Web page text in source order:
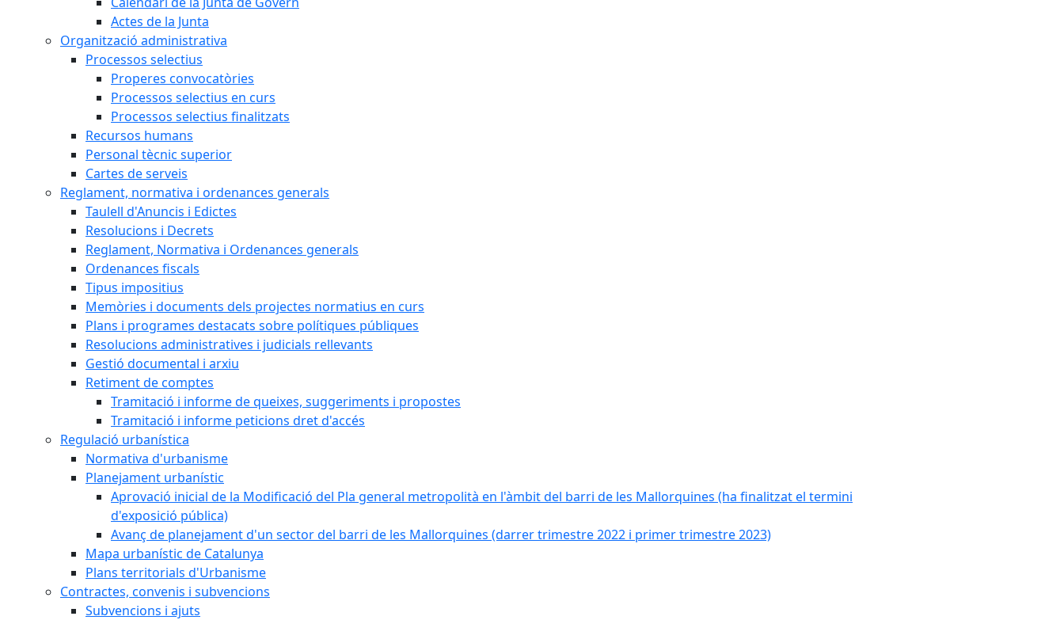
Actes de la Junta
Organització administrativa
Processos selectius
Properes convocatòries
Processos selectius en curs
Processos selectius finalitzats
Recursos humans
Personal tècnic superior
Cartes de serveis
Reglament, normativa i ordenances generals
Taulell d'Anuncis i Edictes
Resolucions i Decrets
Reglament, Normativa i Ordenances generals
Ordenances fiscals
Tipus impositius
Memòries i documents dels projectes normatius en curs
Plans i programes destacats sobre polítiques públiques
Resolucions administratives i judicials rellevants
Gestió documental i arxiu
Retiment de comptes
Tramitació i informe de queixes, suggeriments i propostes
Tramitació i informe peticions dret d'accés
Regulació urbanística
Normativa d'urbanisme
Planejament urbanístic
Aprovació inicial de la Modificació del Pla general metropolità en l'àmbit del barri de les Mallorquines (ha finalitzat el termini
d'exposició pública)
Avanç de planejament d'un sector del barri de les Mallorquines (darrer trimestre 2022 i primer trimestre 2023)
Mapa urbanístic de Catalunya
Plans territorials d'Urbanisme
Contractes, convenis i subvencions
Subvencions i ajuts